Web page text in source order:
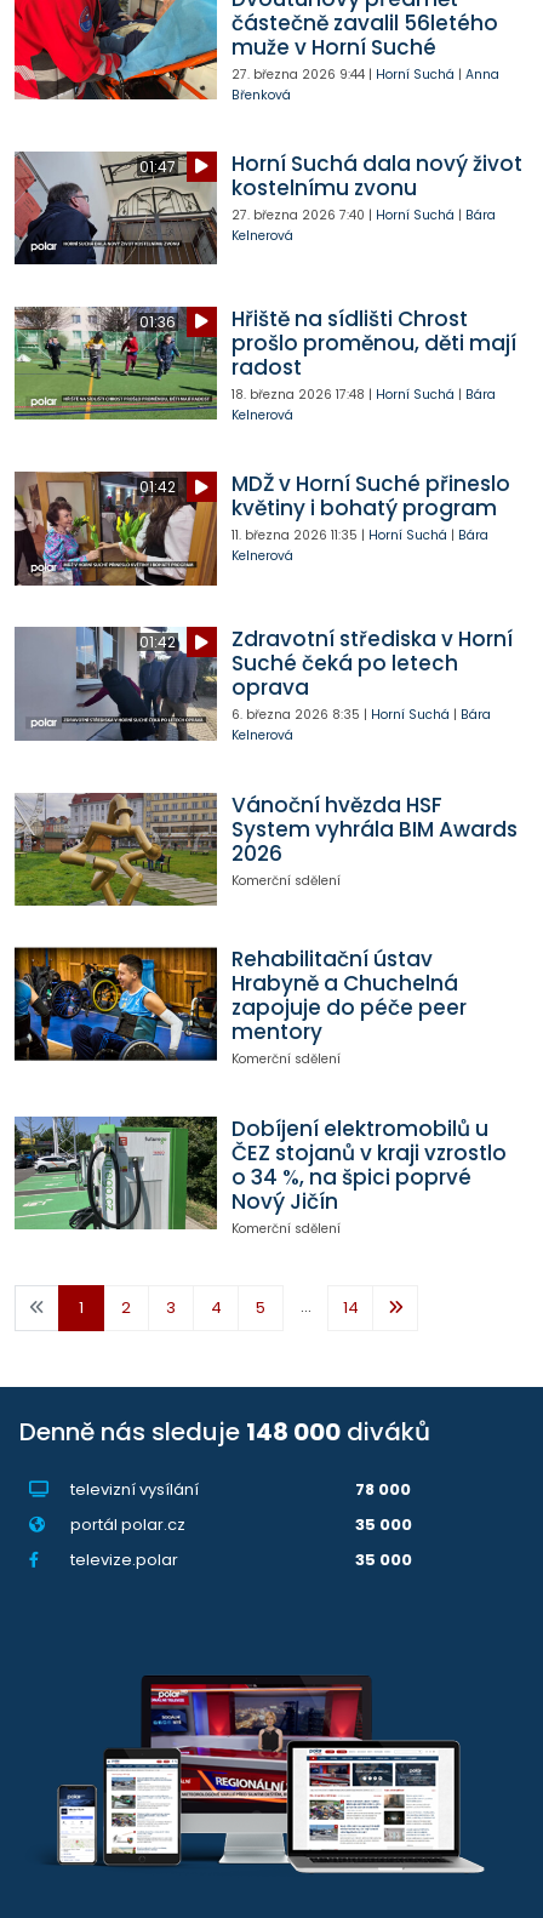
částečně zavalil 56letého
muže v Horní Suché
27. března 2026 9:44| Horní Suchá | Anna
Břenková
01:47
Horní Suchá dala nový život
kostelnímu zvonu
27. března 2026 7:40 | Horní Suchá | Bára
Kelnerová
01:36
Hřiště na sídlišti Chrost
prošlo proměnou, děti mají
radost
18. března 2026 17:48 | Horní Suchá | Bára
Kelnerová
01:42
MDŽ v Horní Suché přineslo
květiny i bohatý program
11. března 2026 11:35 | Horní Suchá | Bára
Kelnerová
01:42
Zdravotní střediska v Horní
Suché čeká po letech
oprava
6. března 2026 8:35 | Horní Suchá | Bára
Kelnerová
Vánoční hvězda HSF
System vyhrála BIM Awards
2026
Komerční sdělení
Rehabilitační ústav
Hrabyně a Chuchelná
zapojuje do péče peer
mentory
Komerční sdělení
Dobíjení elektromobilů u
ČEZ stojanů v kraji vzrostlo
o 34 %, na špici poprvé
Nový Jičín
Komerční sdělení
1 2 3 4 5 ... 14
Denně nás sleduje 148 000 diváků
televizní vysílání
78 000
portál polar.cz
35 000
televize.polar
35 000